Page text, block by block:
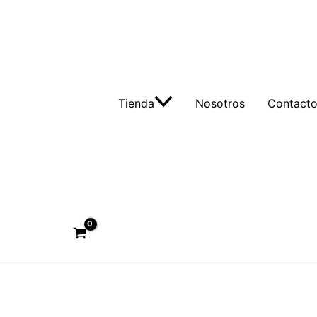
Tienda Nosotros Contacto
Buscar